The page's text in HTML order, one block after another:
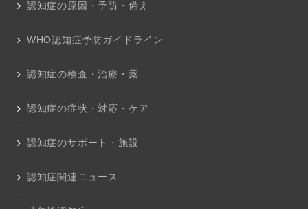
認知症の原因・予防・備え
WHO認知症予防ガイドライン
認知症の検査・治療・薬
認知症の症状・対応・ケア
認知症のサポート・施設
認知症関連ニュース